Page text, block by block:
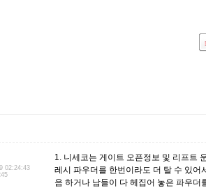
02:24:43
1. 니세코는 게이트 오픈정보 및 리프트
레시 파우더를 한번이라도 더 탈 수 있어
음 하거나 남들이 다 헤집어 놓은 파우